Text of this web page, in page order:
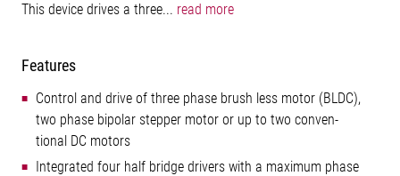
This device drives a three... read more
Features
Control and drive of three phase brush less motor (BLDC),
two phase bipolar stepper motor or up to two conven-
tional DC motors
Integrated four half bridge drivers with a maximum phase